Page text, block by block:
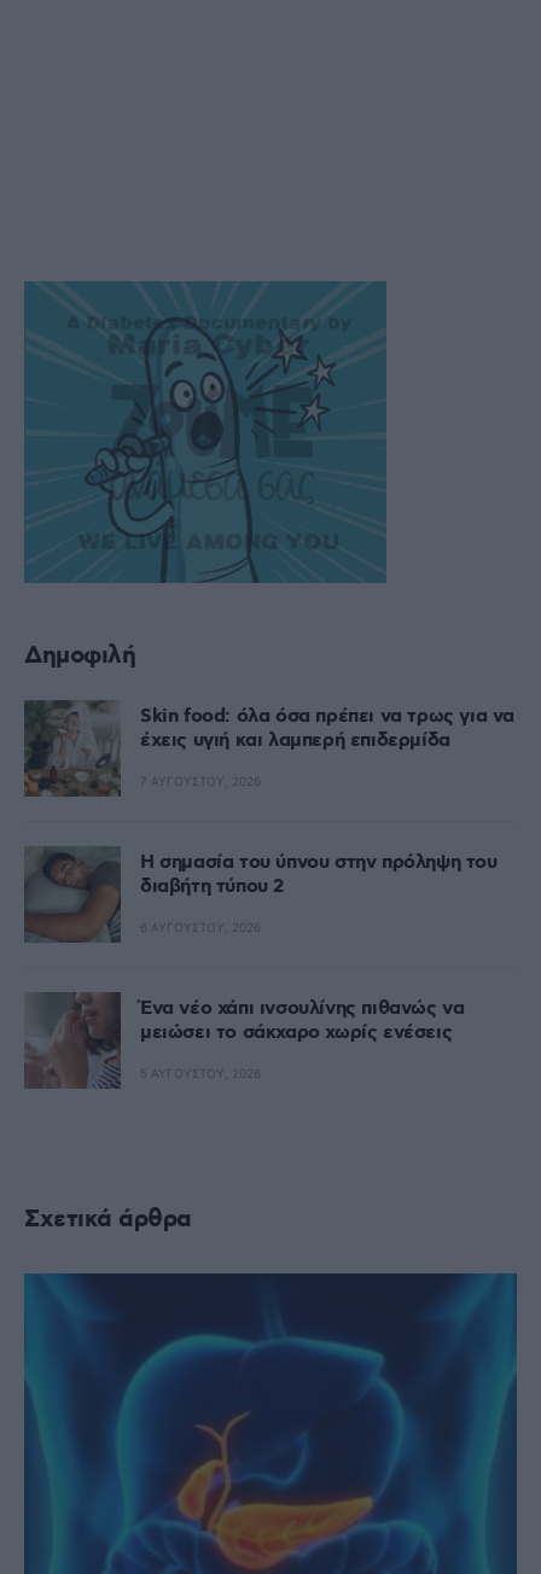
Δημοφιλή
Skin food: όλα όσα πρέπει να τρως για να
έχεις υγιή και λαμπερή επιδερμίδα
7 ΑΥΓΟΎΣΤΟΥ, 2026
Η σημασία του ύπνου στην πρόληψη του
διαβήτη τύπου 2
6 ΑΥΓΟΎΣΤΟΥ, 2026
Ένα νέο χάπι ινσουλίνης πιθανώς να
μειώσει το σάκχαρο χωρίς ενέσεις
5 ΑΥΓΟΎΣΤΟΥ, 2026
Σχετικά άρθρα